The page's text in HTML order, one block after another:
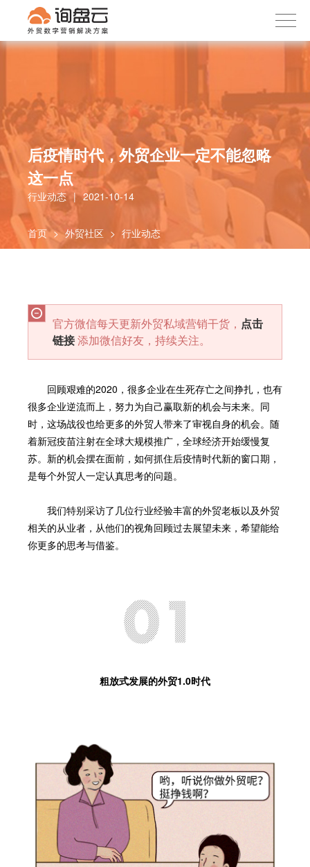
首页
客户案例
内容社区
关于我们
后疫情时代，外贸企业一定不能忽略
这一点
行业动态 | 2021-10-14
首页 > 外贸社区 > 行业动态
官方微信每天更新外贸私域营销干货， 点击
链接添加微信好友，持续关注。
回顾艰难的2020，很多企业在生死存亡之间挣扎，也有
很多企业逆流而上，努力为自己赢取新的机会与未来。同
时，这场战役也给更多的外贸人带来了审视自身的机会。随
着新冠疫苗注射在全球大规模推广，全球经济开始缓慢复
苏。新的机会摆在面前，如何抓住后疫情时代新的窗口期，
是每个外贸人一定认真思考的问题。
我们特别采访了几位行业经验丰富的外贸老板以及外贸
相关的从业者，从他们的视角回顾过去展望未来，希望能给
你更多的思考与借鉴。
粗放式发展的外贸1.0时代
下载APP